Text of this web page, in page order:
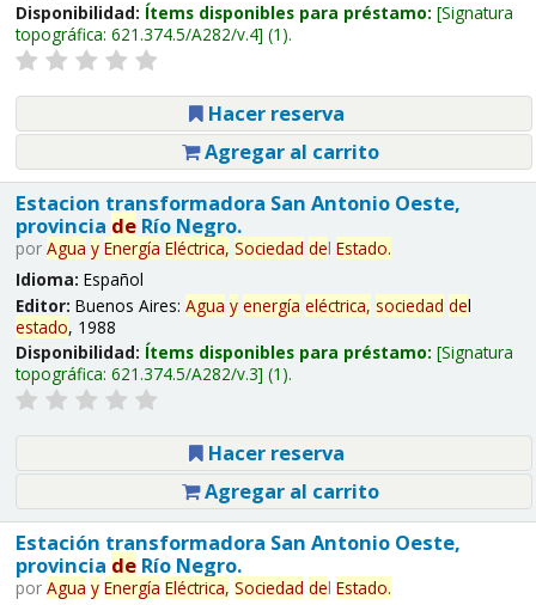
Disponibilidad: Ítems disponibles para préstamo: Signatura
topográfica: 621.374.5/A282/v.4 (1).
Hacer reserva
Agregar al carrito
Estacion transformadora San Antonio Oeste,
provincia deRío Negro.
por Agua y Energía Eléctrica, Sociedad del Estado.
Idioma: Español
Editor: Buenos Aires: Agua y energía eléctrica, sociedad del
estado, 1988
Disponibilidad: Ítems disponibles para préstamo: Signatura
topográfica: 621.374.5/A282/v.3 (1).
Hacer reserva
Agregar al carrito
Estación transformadora San Antonio Oeste,
provincia deRío Negro.
por Agua y Energía Eléctrica, Sociedad del Estado.